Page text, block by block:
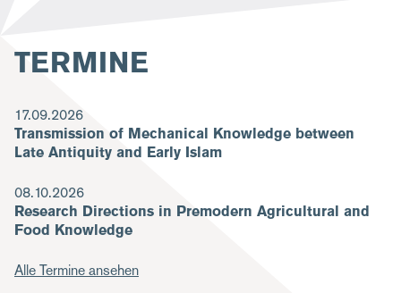
TERMINE
17.09.2026
Transmission of Mechanical Knowledge between
Late Antiquity and Early Islam
08.10.2026
Research Directions in Premodern Agricultural and
Food Knowledge
Alle Termine ansehen